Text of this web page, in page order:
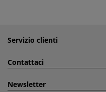
Servizio clienti
Contattaci
Newsletter